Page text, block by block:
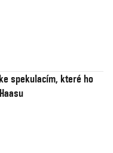
spekulacím, které ho